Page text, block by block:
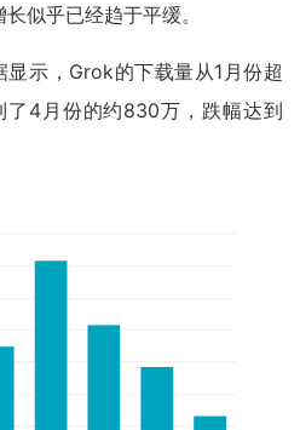
似乎已经趋于平缓。
示，Grok的下载量从1月份超
4月份的约830万，跌幅达到